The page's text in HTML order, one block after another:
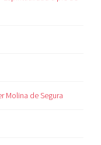
Molina de Segura